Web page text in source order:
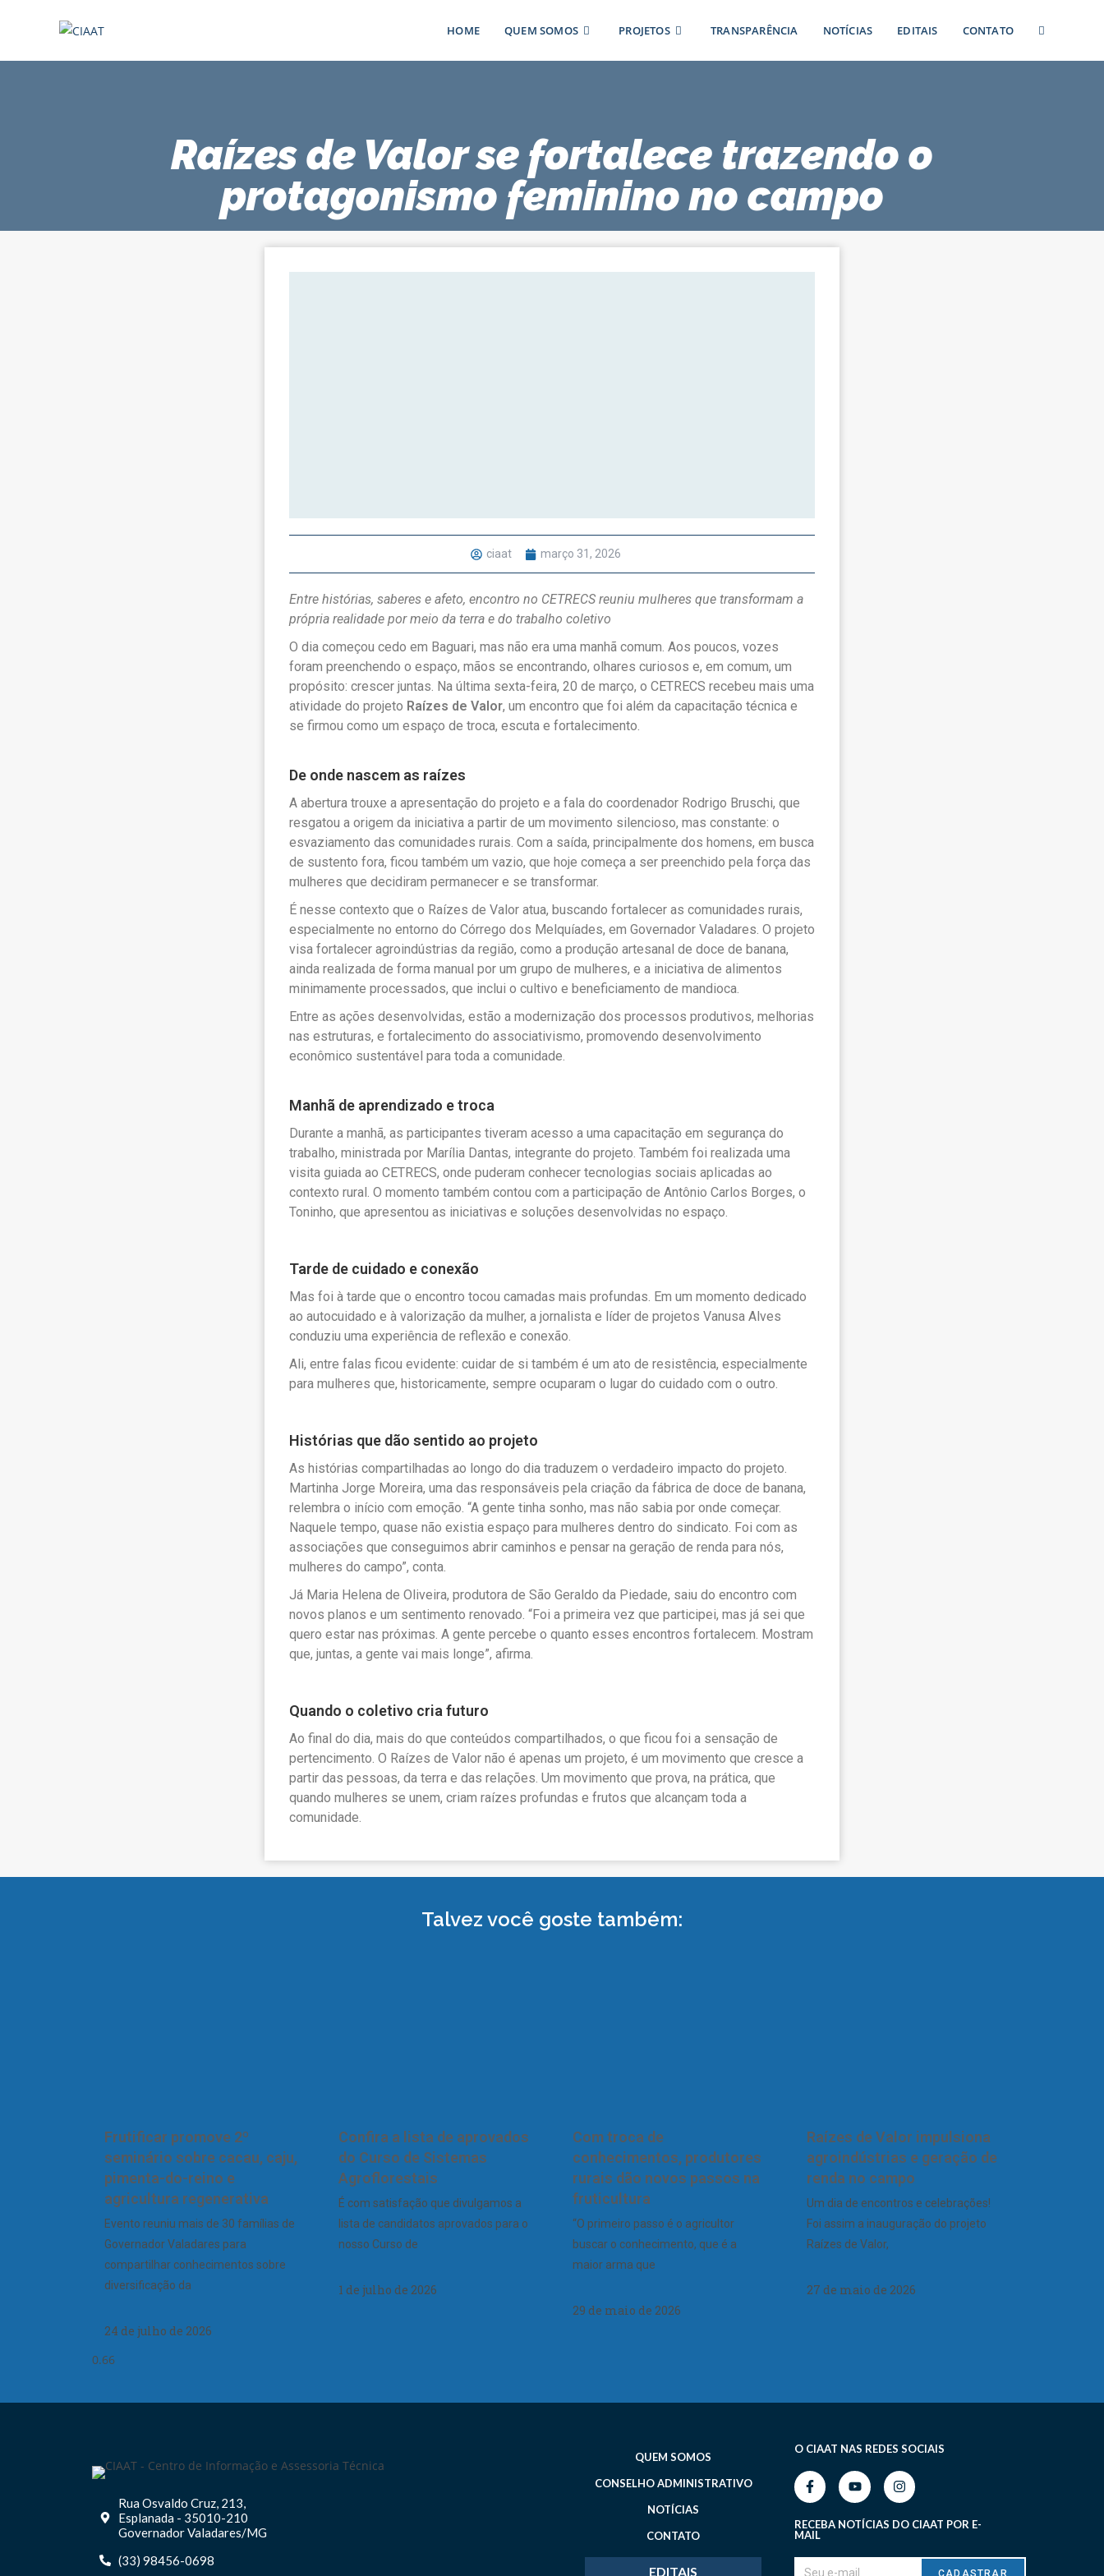
HOME QUEM SOMOS PROJETOS TRANSPARÊNCIA NOTÍCIAS EDITAIS CONTATO
Raízes de Valor se fortalece trazendo o
protagonismo feminino no campo
ciaat março 31, 2026
Entre histórias, saberes e afeto, encontro no CETRECS reuniu mulheres que transformam a
própria realidade por meio da terra e do trabalho coletivo
O dia começou cedo em Baguari, mas não era uma manhã comum. Aos poucos, vozes
foram preenchendo o espaço, mãos se encontrando, olhares curiosos e, em comum, um
propósito: crescer juntas. Na última sexta-feira, 20 de março, o CETRECS recebeu mais uma
atividade do projeto Raízes de Valor, um encontro que foi além da capacitação técnica e
se firmou como um espaço de troca, escuta e fortalecimento.
De onde nascem as raízes
A abertura trouxe a apresentação do projeto e a fala do coordenador Rodrigo Bruschi, que
resgatou a origem da iniciativa a partir de um movimento silencioso, mas constante: o
esvaziamento das comunidades rurais. Com a saída, principalmente dos homens, em busca
de sustento fora, ficou também um vazio, que hoje começa a ser preenchido pela força das
mulheres que decidiram permanecer e se transformar.
É nesse contexto que o Raízes de Valor atua, buscando fortalecer as comunidades rurais,
especialmente no entorno do Córrego dos Melquíades, em Governador Valadares. O projeto
visa fortalecer agroindústrias da região, como a produção artesanal de doce de banana,
ainda realizada de forma manual por um grupo de mulheres, e a iniciativa de alimentos
minimamente processados, que inclui o cultivo e beneficiamento de mandioca.
Entre as ações desenvolvidas, estão a modernização dos processos produtivos, melhorias
nas estruturas, e fortalecimento do associativismo, promovendo desenvolvimento
econômico sustentável para toda a comunidade.
Manhã de aprendizado e troca
Durante a manhã, as participantes tiveram acesso a uma capacitação em segurança do
trabalho, ministrada por Marília Dantas, integrante do projeto. Também foi realizada uma
visita guiada ao CETRECS, onde puderam conhecer tecnologias sociais aplicadas ao
contexto rural. O momento também contou com a participação de Antônio Carlos Borges, o
Toninho, que apresentou as iniciativas e soluções desenvolvidas no espaço.
Tarde de cuidado e conexão
Mas foi à tarde que o encontro tocou camadas mais profundas. Em um momento dedicado
ao autocuidado e à valorização da mulher, a jornalista e líder de projetos Vanusa Alves
conduziu uma experiência de reflexão e conexão.
Ali, entre falas ficou evidente: cuidar de si também é um ato de resistência, especialmente
para mulheres que, historicamente, sempre ocuparam o lugar do cuidado com o outro.
Histórias que dão sentido ao projeto
As histórias compartilhadas ao longo do dia traduzem o verdadeiro impacto do projeto.
Martinha Jorge Moreira, uma das responsáveis pela criação da fábrica de doce de banana,
relembra o início com emoção. “A gente tinha sonho, mas não sabia por onde começar.
Naquele tempo, quase não existia espaço para mulheres dentro do sindicato. Foi com as
associações que conseguimos abrir caminhos e pensar na geração de renda para nós,
mulheres do campo”, conta.
Já Maria Helena de Oliveira, produtora de São Geraldo da Piedade, saiu do encontro com
novos planos e um sentimento renovado. “Foi a primeira vez que participei, mas já sei que
quero estar nas próximas. A gente percebe o quanto esses encontros fortalecem. Mostram
que, juntas, a gente vai mais longe”, afirma.
Quando o coletivo cria futuro
Ao final do dia, mais do que conteúdos compartilhados, o que ficou foi a sensação de
pertencimento. O Raízes de Valor não é apenas um projeto, é um movimento que cresce a
partir das pessoas, da terra e das relações. Um movimento que prova, na prática, que
quando mulheres se unem, criam raízes profundas e frutos que alcançam toda a
comunidade.
Talvez você goste também:
Frutificar promove 2º
seminário sobre cacau, caju,
pimenta-do-reino e
agricultura regenerativa
Evento reuniu mais de 30 famílias de
Governador Valadares para
compartilhar conhecimentos sobre
diversificação da
24 de julho de 2026
Confira a lista de aprovados
do Curso de Sistemas
Agroflorestais
É com satisfação que divulgamos a
lista de candidatos aprovados para o
nosso Curso de
1 de julho de 2026
Com troca de
conhecimentos, produtores
rurais dão novos passos na
fruticultura
“O primeiro passo é o agricultor
buscar o conhecimento, que é a
maior arma que
29 de maio de 2026
Raízes de Valor impulsiona
agroindústrias e geração de
renda no campo
Um dia de encontros e celebrações!
Foi assim a inauguração do projeto
Raízes de Valor,
27 de maio de 2026
Rua Osvaldo Cruz, 213,
Esplanada - 35010-210
Governador Valadares/MG
(33) 98456-0698
QUEM SOMOS
CONSELHO ADMINISTRATIVO
NOTÍCIAS
CONTATO
EDITAIS
O CIAAT NAS REDES SOCIAIS
RECEBA NOTÍCIAS DO CIAAT POR E-
MAIL
CADASTRAR